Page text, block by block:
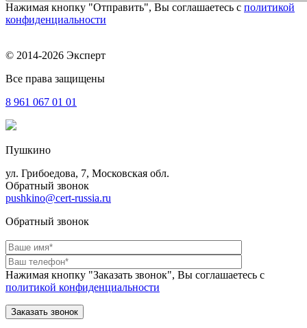
Нажимая кнопку "Отправить", Вы соглашаетесь с политикой
конфиденциальности
© 2014-2026 Эксперт
Все права защищены
8 961 067 01 01
Пушкино
ул. Грибоедова, 7, Московская обл.
Обратный звонок
pushkino@cert-russia.ru
Обратный звонок
Нажимая кнопку "Заказать звонок", Вы соглашаетесь с
политикой конфиденциальности